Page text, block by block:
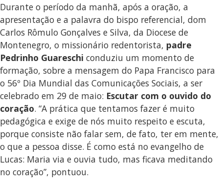
Durante o período da manhã, após a oração, a
apresentação e a palavra do bispo referencial, dom
Carlos Rômulo Gonçalves e Silva, da Diocese de
Montenegro, o missionário redentorista, padre
Pedrinho Guareschi conduziu um momento de
formação, sobre a mensagem do Papa Francisco para
o 56º Dia Mundial das Comunicações Sociais, a ser
celebrado em 29 de maio: Escutar com o ouvido do
coração. “A prática que tentamos fazer é muito
pedagógica e exige de nós muito respeito e escuta,
porque consiste não falar sem, de fato, ter em mente,
o que a pessoa disse. É como está no evangelho de
Lucas: Maria via e ouvia tudo, mas ficava meditando
no coração”, pontuou.